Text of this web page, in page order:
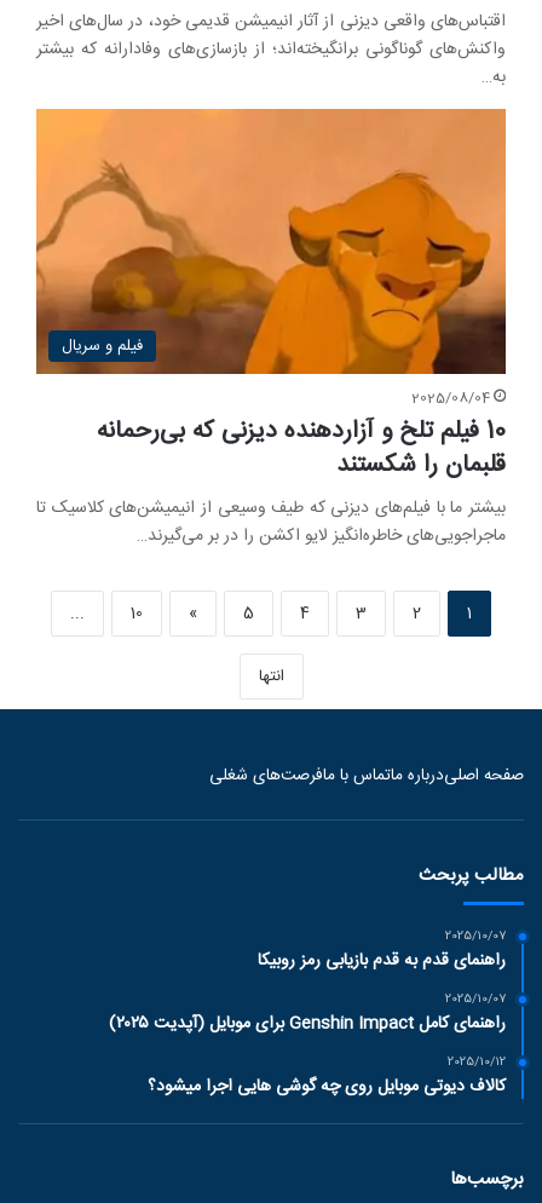
اقتباس‌های واقعی دیزنی از آثار انیمیشن قدیمی خود، در سال‌های اخیر
واکنش‌های گوناگونی برانگیخته‌اند؛ از بازسازی‌های وفادارانه که بیشتر
به…
فیلم و سریال
2025/08/04
10 فیلم تلخ و آزاردهنده دیزنی که بی‌رحمانه
قلبمان را شکستند
بیشتر ما با فیلم‌های دیزنی که طیف وسیعی از انیمیشن‌های کلاسیک تا
ماجراجویی‌های خاطره‌انگیز لایو اکشن را در بر می‌گیرند…
1
2
3
4
5
»
10
...
انتها
صفحه اصلیدرباره ماتماس با مافرصت‌های شغلی
مطالب پربحث
2025/10/07
راهنمای قدم به قدم بازیابی رمز روبیکا
2025/10/07
راهنمای کامل Genshin Impact برای موبایل (آپدیت ۲۰۲۵)
2025/10/12
کالاف دیوتی موبایل روی چه گوشی هایی اجرا میشود؟
برچسب‌ها